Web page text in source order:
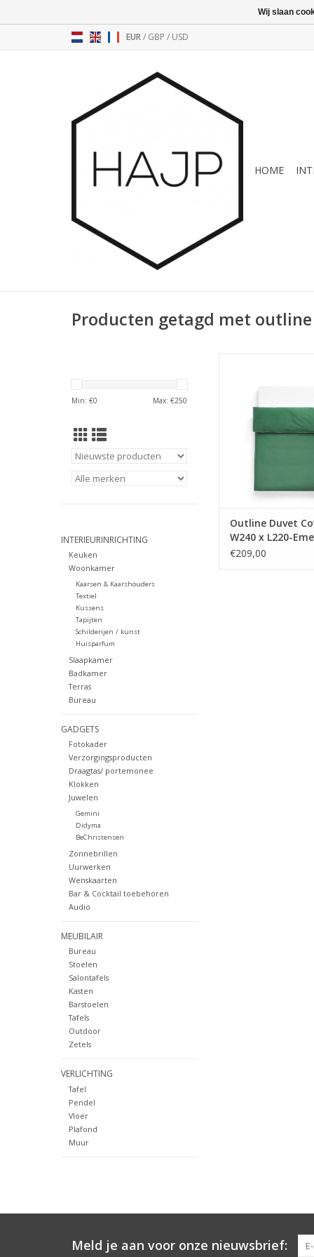
EUR/ GBP / USD
HOME
Producten getagd met
Min: €0 Max: €250
INTERIEURINRICHTING
Keuken
Woonkamer
Kaarsen & Kaarshouders
Textiel
Kussens
Tapijten
Schilderijen / kunst
Huisparfum
Slaapkamer
Badkamer
Terras
Bureau
GADGETS
Fotokader
Verzorgingsproducten
Draagtas/ portemonee
Klokken
Juwelen
Gemini
Didyma
BeChristensen
Zonnebrillen
Uurwerken
Wenskaarten
Bar & Cocktail toebehoren
Audio
MEUBILAIR
Bureau
Stoelen
Salontafels
Kasten
Barstoelen
Tafels
Outdoor
Zetels
VERLICHTING
Tafel
Pendel
Vloer
Plafond
Muur
met een hoog
gevoel en biedt
comfort en
zorgvuldig
kleuren en
TOEVOEGEN AAN
Outline Duvet
W240 x L220-
green Outline
€209,00
Meld je aan voor onze nieuwsbrief:
Wij slaan